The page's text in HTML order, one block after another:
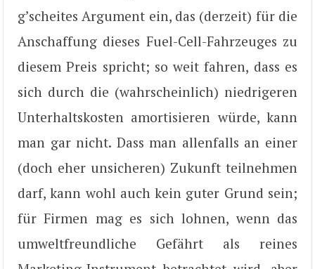
g’scheites Argument ein, das (derzeit) für die
Anschaffung dieses Fuel-Cell-Fahrzeuges zu
diesem Preis spricht; so weit fahren, dass es
sich durch die (wahrscheinlich) niedrigeren
Unterhaltskosten amortisieren würde, kann
man gar nicht. Dass man allenfalls an einer
(doch eher unsicheren) Zukunft teilnehmen
darf, kann wohl auch kein guter Grund sein;
für Firmen mag es sich lohnen, wenn das
umweltfreundliche Gefährt als reines